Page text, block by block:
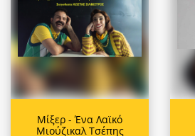
Μίξερ - Ένα Λαϊκό
Μιούζικαλ Τσέπης